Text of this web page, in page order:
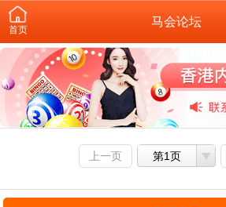
首页
马会论坛
上一页 第1页